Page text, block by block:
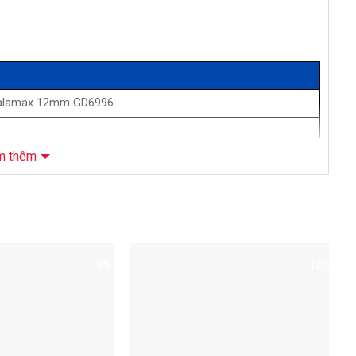
12mm GD6996
thêm